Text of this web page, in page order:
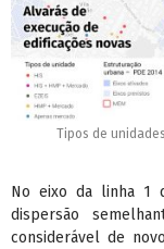
Tipos de
No eixo da linha 1
dispersão
considerável de